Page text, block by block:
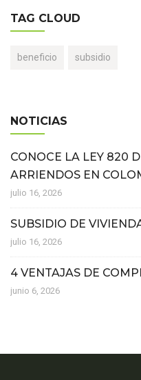
TAG CLOUD
beneficio subsidio
NOTICIAS
CONOCE LA LEY 820
ARRIENDOS EN
julio 16, 2026
SUBSIDIO DE
julio 16, 2026
4 VENTAJAS DE
junio 6, 2026